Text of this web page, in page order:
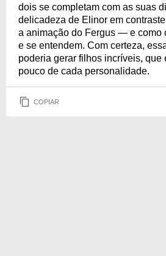
dois se completam com as suas
delicadeza de Elinor em
a animação do Fergus — e como
e se entendem. Com certeza,
poderia gerar filhos incríveis, que
pouco de cada personalidade.
COPIAR